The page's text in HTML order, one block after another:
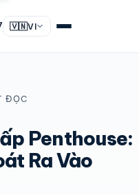
🇻🇳VI
ĐỌC
Penthouse:
Ra Vào